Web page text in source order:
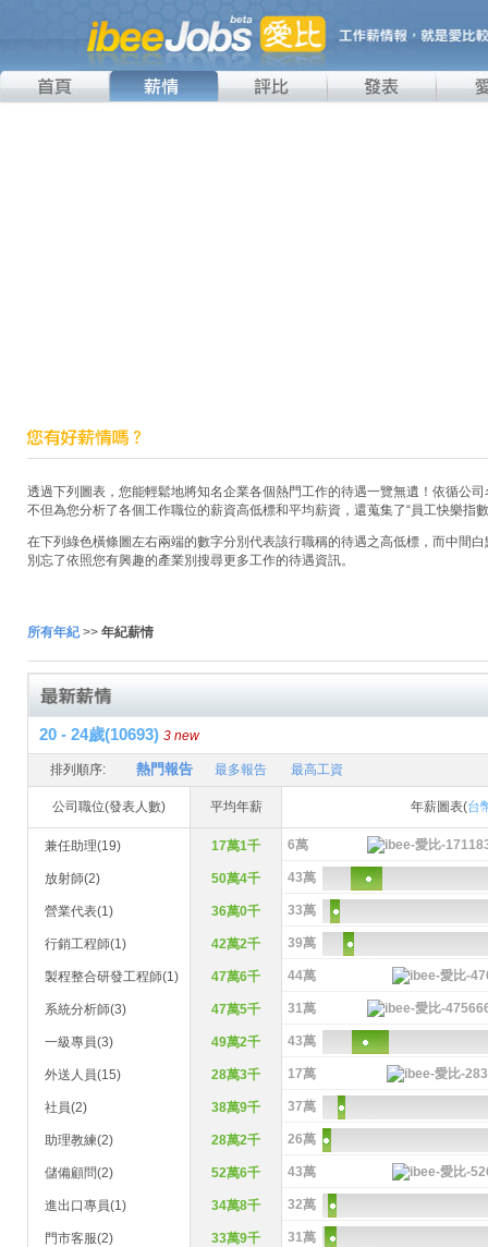
透過下列圖表，您能輕鬆地將知名企業各個熱門工作的待遇一覽無遺！依循公
不但為您分析了各個工作職位的薪資高低標和平均薪資，還蒐集了“員工快樂指
在下列綠色橫條圖左右兩端的數字分別代表該行職稱的待遇之高低標，而中間
別忘了依照您有興趣的產業別搜尋更多工作的待遇資訊。
所有年紀>> 年紀薪情
20 - 24歲(10693) 3 new
排列順序: 熱門報告 最多報告 最高工資
公司職位(發表人數) 平均年薪 年薪圖表(台
兼任助理(19) 17萬1千 6萬
放射師(2) 50萬4千 43萬
營業代表(1) 36萬0千 33萬
行銷工程師(1) 42萬2千 39萬
製程整合研發工程師(1) 47萬6千 44萬
系統分析師(3) 47萬5千 31萬
一級專員(3) 49萬2千 43萬
外送人員(15) 28萬3千 17萬
社員(2) 38萬9千 37萬
助理教練(2) 28萬2千 26萬
儲備顧問(2) 52萬6千 43萬
進出口專員(1) 34萬8千 32萬
門市客服(2) 33萬9千 31萬